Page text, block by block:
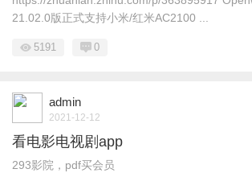
21.02.0版正式支持小米/红米AC2100 ...
5191 0
admin
2021-12-12
看电影电视剧app
293影院，pdf买会员